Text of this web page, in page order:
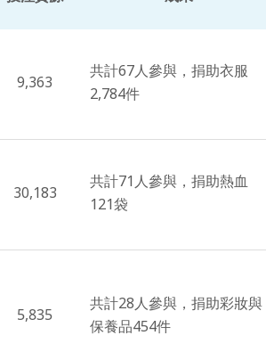
9,363
共計67人參與，捐助衣服
2,784件
30,183
共計71人參與，捐助熱血
121袋
5,835
共計28人參與，捐助彩妝與
保養品454件